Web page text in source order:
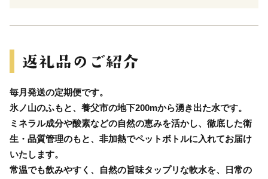
毎月発送の定期便です。
氷ノ山のふもと、養父市の地下200mから湧き出た水です。
ミネラル成分や酸素などの自然の恵みを活かし、徹底した衛
生・品質管理のもと、非加熱でペットボトルに入れてお届け
いたします。
常温でも飲みやすく、自然の旨味タップリな軟水を、日常の